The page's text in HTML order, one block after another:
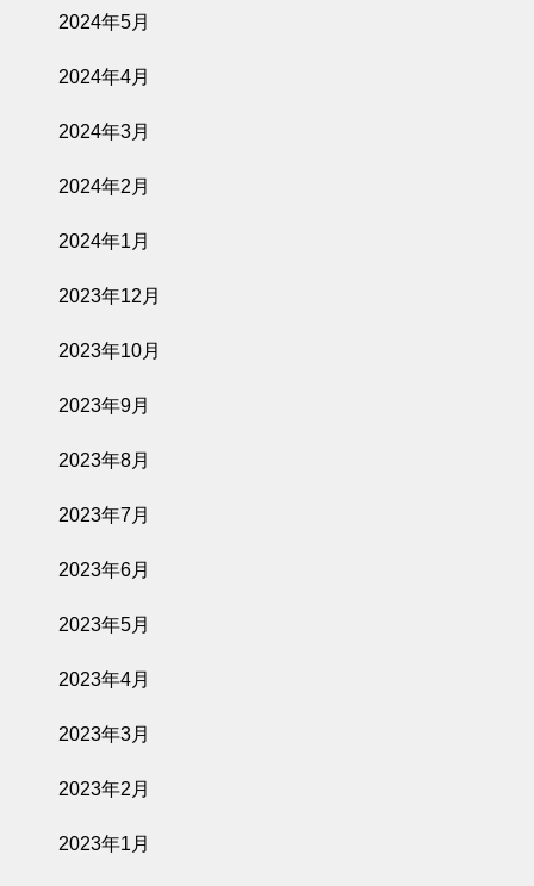
2024年5月
2024年4月
2024年3月
2024年2月
2024年1月
2023年12月
2023年10月
2023年9月
2023年8月
2023年7月
2023年6月
2023年5月
2023年4月
2023年3月
2023年2月
2023年1月